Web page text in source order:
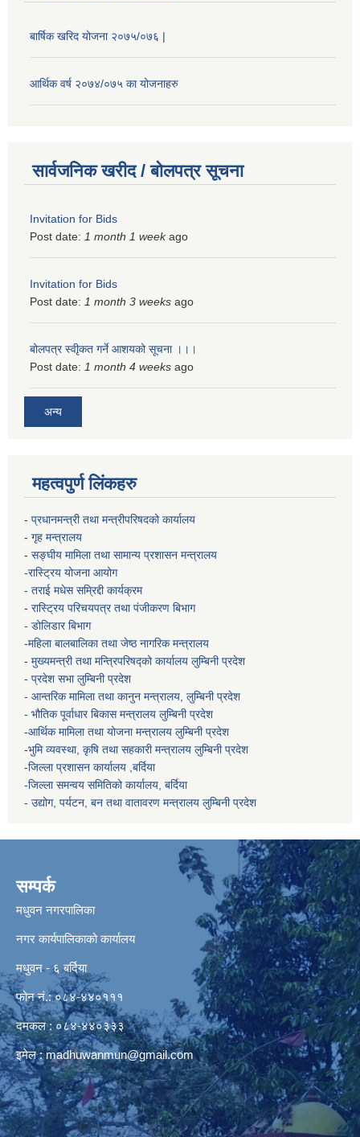
बार्षिक खरिद योजना २०७५/०७६ |
आर्थिक वर्ष २०७४/०७५ का योजनाहरु
सार्वजनिक खरीद / बोलपत्र सूचना
Invitation for Bids
Post date: 1 month 1 weekago
Invitation for Bids
Post date: 1 month 3 weeks ago
बोलपत्र स्वीृकत गर्ने आशयको सूचना ।।।
Post date: 1 month 4 weeks ago
अन्य
महत्वपुर्ण लिंकहरु
- प्रधानमन्त्री तथा मन्त्रीपरिषदको कार्यालय
- गृह मन्त्रालय
- सङ्घीय मामिला तथा सामान्य प्रशासन मन्त्रालय
-रास्ट्रिय योजना आयोग
- तराई मधेस सम्रिद्दी कार्यक्रम
- रास्ट्रिय परिचयपत्र तथा पंजीकरण बिभाग
- डोलिडार बिभाग
-महिला बालबालिका तथा जेष्ठ नागरिक मन्त्रालय
- मुख्यमन्त्री तथा मन्त्रिपरिषद्को कार्यालय लुम्बिनी प्रदेश
- प्रदेश सभा लुम्बिनी प्रदेश
- आन्तरिक मामिला तथा कानुन मन्त्रालय, लुम्बिनी प्रदेश
- भौतिक पूर्वाधार बिकास मन्त्रालय लुम्बिनी प्रदेश
-आर्थिक मामिला तथा योजना मन्त्रालय लुम्बिनी प्रदेश
-भुमि व्यवस्था, कृषि तथा सहकारी मन्त्रालय लुम्बिनी प्रदेश
-जिल्ला प्रशासन कार्यालय ,बर्दिया
-जिल्ला समन्वय समितिको कार्यालय, बर्दिया
- उद्योग, पर्यटन, बन तथा वातावरण मन्त्रालय लुम्बिनी प्रदेश
सम्पर्क
मधुवन नगरपालिका
नगर कार्यपालिकाको कार्यालय
मधुवन - ६ बर्दिया
फोन नं.: ०८४-४४०१११
दमकल : ०८४-४४०३३३
इमेल :madhuwanmun@gmail.com